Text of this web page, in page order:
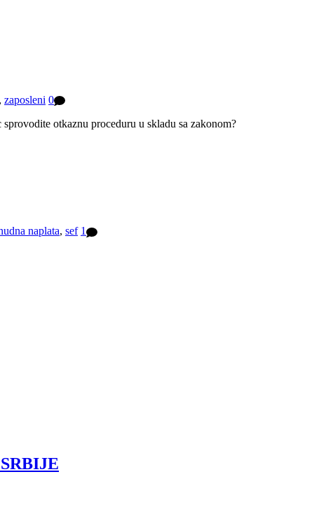
, zaposleni 0
otkaznu proceduru u skladu sa zakonom?
naplata, sef 1